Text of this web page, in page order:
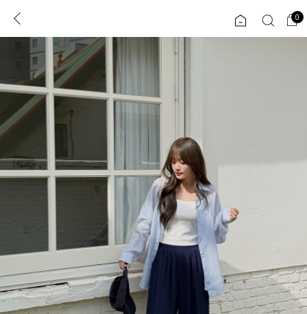
로그인 0
콘텐츠
COMMUNITY
도착보장⚡
베스트
MADE
ALL
익스클루시브
아우터
0